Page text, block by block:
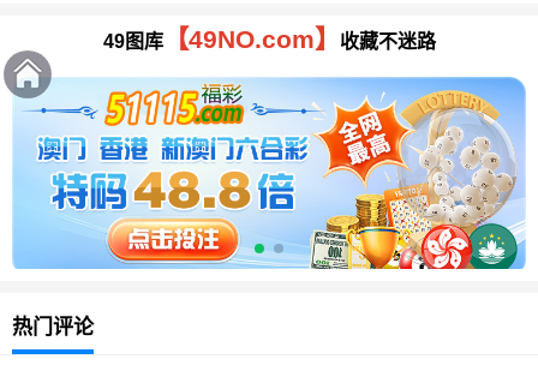
49图库【49NO.com】 收藏不迷路
热门评论